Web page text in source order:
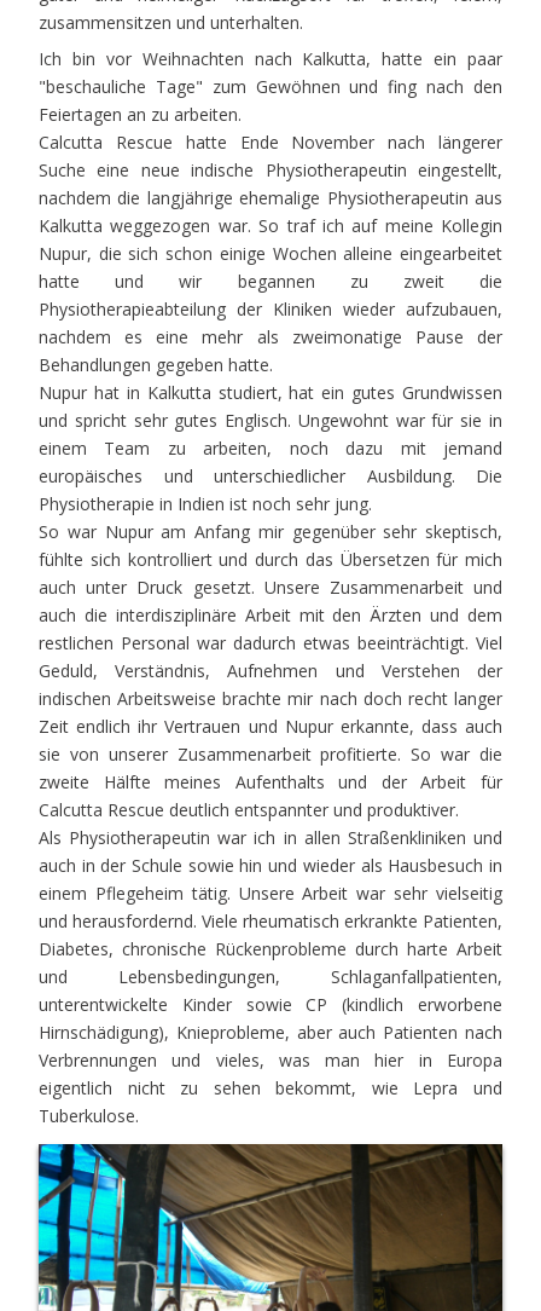
zusammensitzen und unterhalten.
Ich bin vor Weihnachten nach Kalkutta, hatte ein paar
"beschauliche Tage" zum Gewöhnen und fing nach den
Feiertagen an zu arbeiten.
Calcutta Rescue hatte Ende November nach längerer
Suche eine neue indische Physiotherapeutin eingestellt,
nachdem die langjährige ehemalige Physiotherapeutin aus
Kalkutta weggezogen war. So traf ich auf meine Kollegin
Nupur, die sich schon einige Wochen alleine eingearbeitet
hatte und wir begannen zu zweit die
Physiotherapieabteilung der Kliniken wieder aufzubauen,
nachdem es eine mehr als zweimonatige Pause der
Behandlungen gegeben hatte.
Nupur hat in Kalkutta studiert, hat ein gutes Grundwissen
und spricht sehr gutes Englisch. Ungewohnt war für sie in
einem Team zu arbeiten, noch dazu mit jemand
europäisches und unterschiedlicher Ausbildung. Die
Physiotherapie in Indien ist noch sehr jung.
So war Nupur am Anfang mir gegenüber sehr skeptisch,
fühlte sich kontrolliert und durch das Übersetzen für mich
auch unter Druck gesetzt. Unsere Zusammenarbeit und
auch die interdisziplinäre Arbeit mit den Ärzten und dem
restlichen Personal war dadurch etwas beeinträchtigt. Viel
Geduld, Verständnis, Aufnehmen und Verstehen der
indischen Arbeitsweise brachte mir nach doch recht langer
Zeit endlich ihr Vertrauen und Nupur erkannte, dass auch
sie von unserer Zusammenarbeit profitierte. So war die
zweite Hälfte meines Aufenthalts und der Arbeit für
Calcutta Rescue deutlich entspannter und produktiver.
Als Physiotherapeutin war ich in allen Straßenkliniken und
auch in der Schule sowie hin und wieder als Hausbesuch in
einem Pflegeheim tätig. Unsere Arbeit war sehr vielseitig
und herausfordernd. Viele rheumatisch erkrankte Patienten,
Diabetes, chronische Rückenprobleme durch harte Arbeit
und Lebensbedingungen, Schlaganfallpatienten,
unterentwickelte Kinder sowie CP (kindlich erworbene
Hirnschädigung), Knieprobleme, aber auch Patienten nach
Verbrennungen und vieles, was man hier in Europa
eigentlich nicht zu sehen bekommt, wie Lepra und
Tuberkulose.